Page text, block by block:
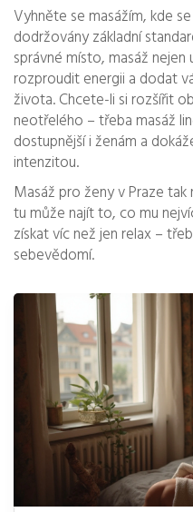
Vyhněte se masážím, kde
dodržovány základní
správné místo, masáž
rozproudit energii a dodat
života. Chcete-li si rozšířit
neotřelého – třeba masáž
dostupnější i ženám a
intenzitou.
Masáž pro ženy v Praze
tu může najít to, co mu
získat víc než jen relax –
sebevědomí.